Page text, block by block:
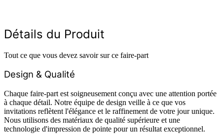
Détails du Produit
Tout ce que vous devez savoir sur ce faire-part
Design & Qualité
Chaque faire-part est soigneusement conçu avec une attention portée
à chaque détail. Notre équipe de design veille à ce que vos
invitations reflètent l'élégance et le raffinement de votre jour unique.
Nous utilisons des matériaux de qualité supérieure et une
technologie d'impression de pointe pour un résultat exceptionnel.